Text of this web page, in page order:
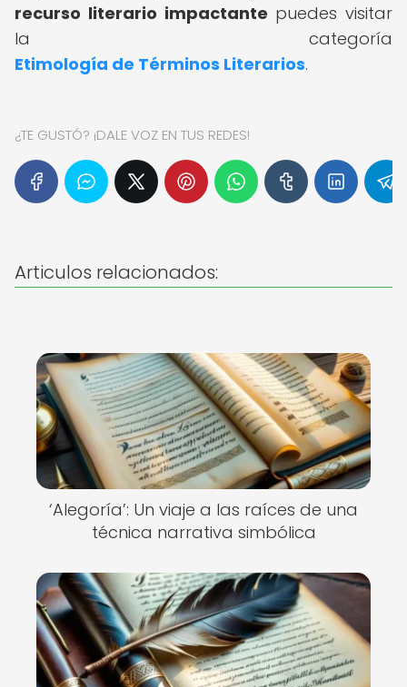
recurso literario impactante puedes visitar
la categoría
Etimología de Términos Literarios.
¿TE GUSTÓ? ¡DALE VOZ EN TUS REDES!
Articulos relacionados:
‘Alegoría’: Un viaje a las raíces de una
técnica narrativa simbólica